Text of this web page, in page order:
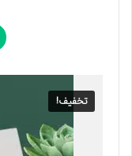
تخفیف!